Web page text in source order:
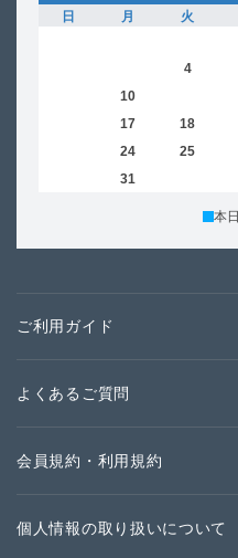
日
月 火
4
10
17 18
24 25
31
本日
ご利用ガイド
よくあるご質問
会員規約・利用規約
個人情報の取り扱いについて